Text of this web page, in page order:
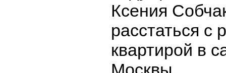
Ксения
расстаться с
квартирой в